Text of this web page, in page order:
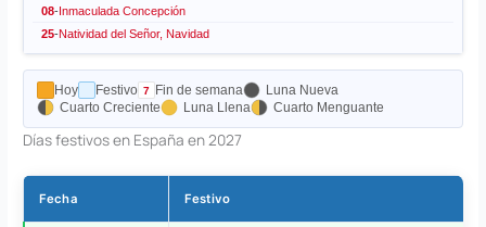
08- Inmaculada Concepción
25-Natividad del Señor, Navidad
Hoy Festivo Fin de semana
Luna Nueva
Cuarto Creciente
Luna Llena Cuarto Menguante
Días festivos en España en 2027
Fecha Festivo